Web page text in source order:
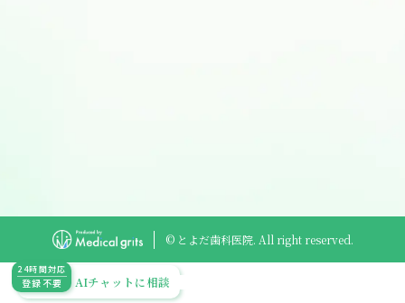
24時間対応
登録不要 AIチャットに相談
© とよだ歯科医院. All right reserved.